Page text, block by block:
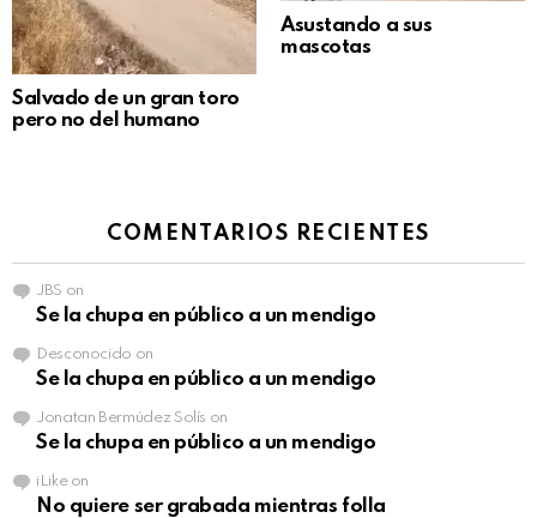
Salvado de un gran toro
pero no del humano
Asustando a sus
mascotas
COMENTARIOS RECIENTES
JBS on
Se la chupa en público a un mendigo
Desconocido on
Se la chupa en público a un mendigo
Jonatan Bermúdez Solís on
Se la chupa en público a un mendigo
iLikeon
No quiere ser grabada mientras folla